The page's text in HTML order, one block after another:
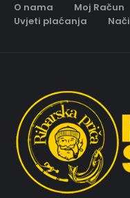
O nama Moj Račun
Uvjeti plaćanja